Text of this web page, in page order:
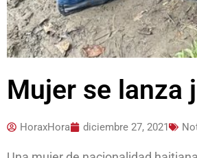
Mujer se lanza
HoraxHora diciembre 27, 2021